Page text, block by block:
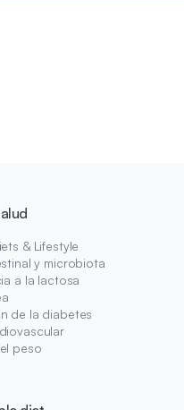
& Lifestyle
y microbiota
a la lactosa
de la diabetes
peso